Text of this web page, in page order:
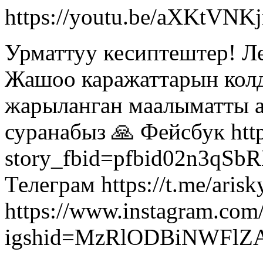
https://youtu.be/
Урматтуу кесиптештер!
Жашоо каражаттарын
жарыланган маалыматты
суранабыз 🙏 Фейсбук
Телеграм https://t.me/
https://